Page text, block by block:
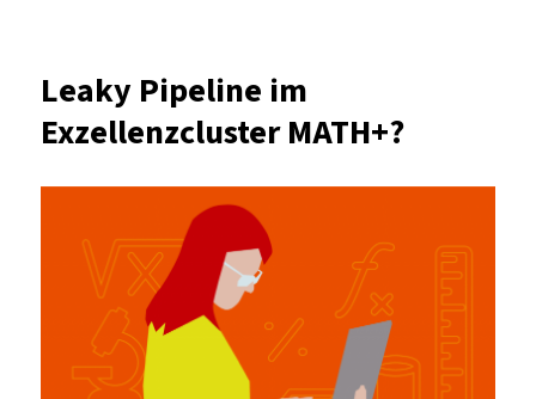
MINT
an
der
Leaky Pipeline im
Exzellenzcluster MATH+?